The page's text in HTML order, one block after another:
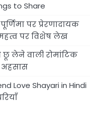
to Share
पर प्रेरणादायक
पर विशेष लेख
छू लेने वाली रोमांटिक
अहसास
Love Shayari in Hindi